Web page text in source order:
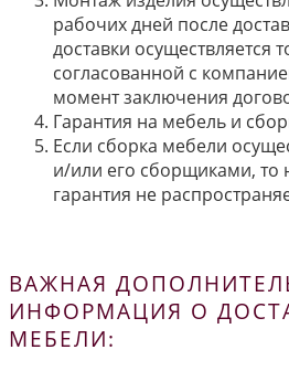
рабочих дней после
доставки осуществляется
согласованной с
момент заключения
Гарантия на мебель и
Если сборка мебели
и/или его сборщиками, то
гарантия не
ВАЖНАЯ
ИНФОРМАЦИЯ О
МЕБЕЛИ: